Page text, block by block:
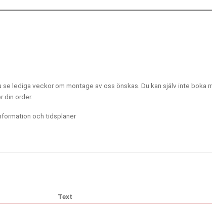
lediga veckor om montage av oss önskas. Du kan själv inte boka
din order.
och tidsplaner
Text